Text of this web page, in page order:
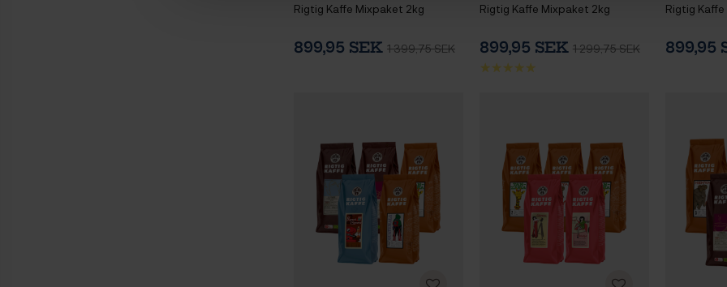
Rigtig Kaffe Mixpaket 2kg
899,95 SEK 1 399,75 SEK
Rigtig Kaffe Mixpaket 2kg
899,95 SEK 1 299,75 SEK
Rigtig
899,95